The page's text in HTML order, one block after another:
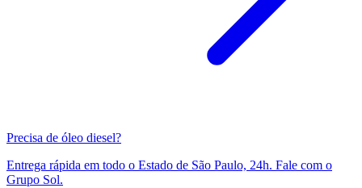
Precisa de óleo diesel?
Entrega rápida em todo o Estado de São Paulo, 24h. Fale com o
Grupo Sol.